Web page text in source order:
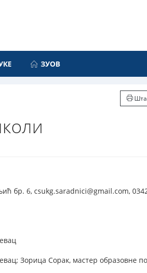
ЗУОВ
бр. 6, csukg.saradnici@gmail.com,
Зорица Сорак, мастер образовне